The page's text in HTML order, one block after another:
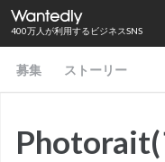
400万人が利用するビジネスSNS
募集 ストーリー